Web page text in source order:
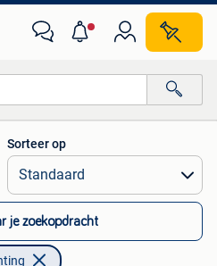
Sorteer op
je zoekopdracht